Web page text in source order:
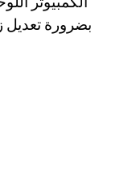
بضرورة تعديل